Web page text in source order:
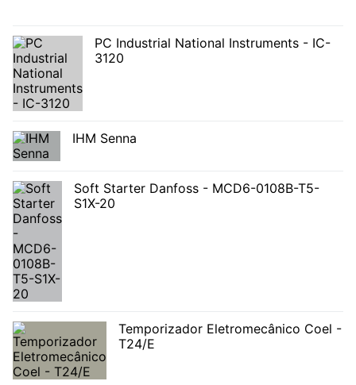
PC Industrial National Instruments - IC-
3120
IHM Senna
Soft Starter Danfoss - MCD6-0108B-T5-
S1X-20
Temporizador Eletromecânico Coel -
T24/E